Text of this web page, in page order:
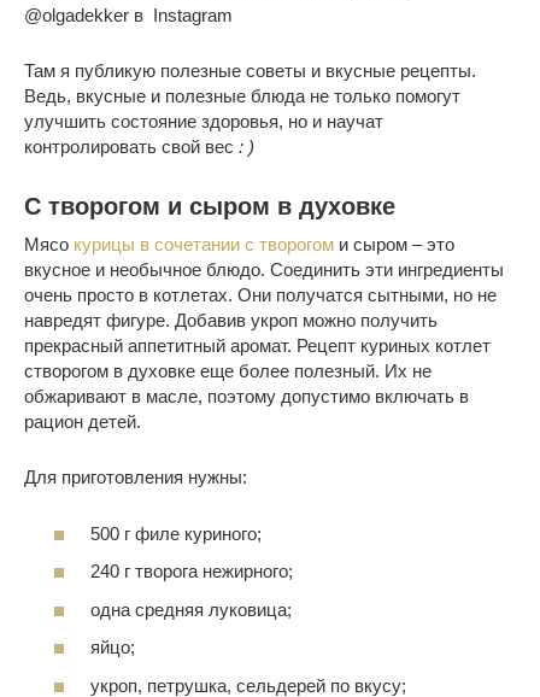
@olgadekker в Instagram
Там я публикую полезные советы и вкусные рецепты.
Ведь, вкусные и полезные блюда не только помогут
улучшить состояние здоровья, но и научат
контролировать свой вес : )
С творогом и сыром в духовке
Мясо курицы в сочетании с творогом и сыром – это
вкусное и необычное блюдо. Соединить эти ингредиенты
очень просто в котлетах. Они получатся сытными, но не
навредят фигуре. Добавив укроп можно получить
прекрасный аппетитный аромат. Рецепт куриных котлет
створогом в духовке еще более полезный. Их не
обжаривают в масле, поэтому допустимо включать в
рацион детей.
Для приготовления нужны:
500 г филе куриного;
240 г творога нежирного;
одна средняя луковица;
яйцо;
укроп, петрушка, сельдерей по вкусу;